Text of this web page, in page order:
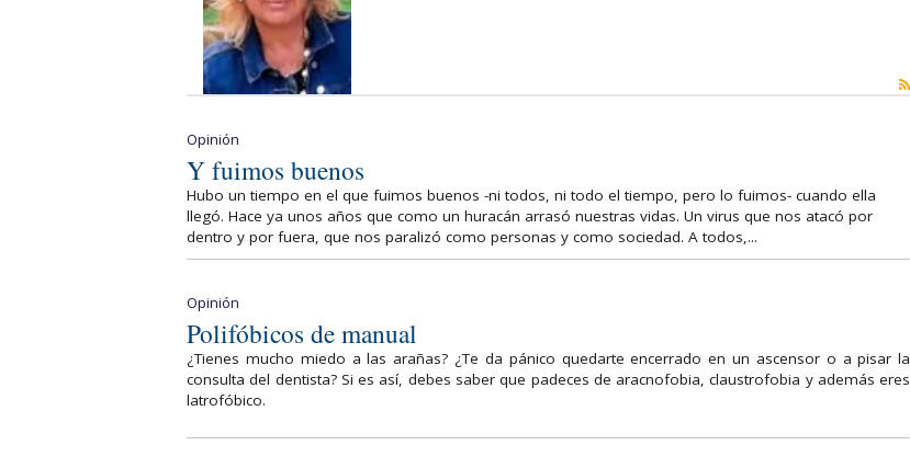
Opinión
Y fuimos buenos
Hubo un tiempo en el que fuimos buenos -ni todos, ni todo el tiempo, pero lo fuimos- cuando ella
llegó. Hace ya unos años que como un huracán arrasó nuestras vidas. Un virus que nos atacó por
dentro y por fuera, que nos paralizó como personas y como sociedad. A todos,...
Opinión
Polifóbicos de manual
¿Tienes mucho miedo a las arañas? ¿Te da pánico quedarte encerrado en un ascensor o a pisar la
consulta del dentista? Si es así, debes saber que padeces de aracnofobia, claustrofobia y además eres
latrofóbico.